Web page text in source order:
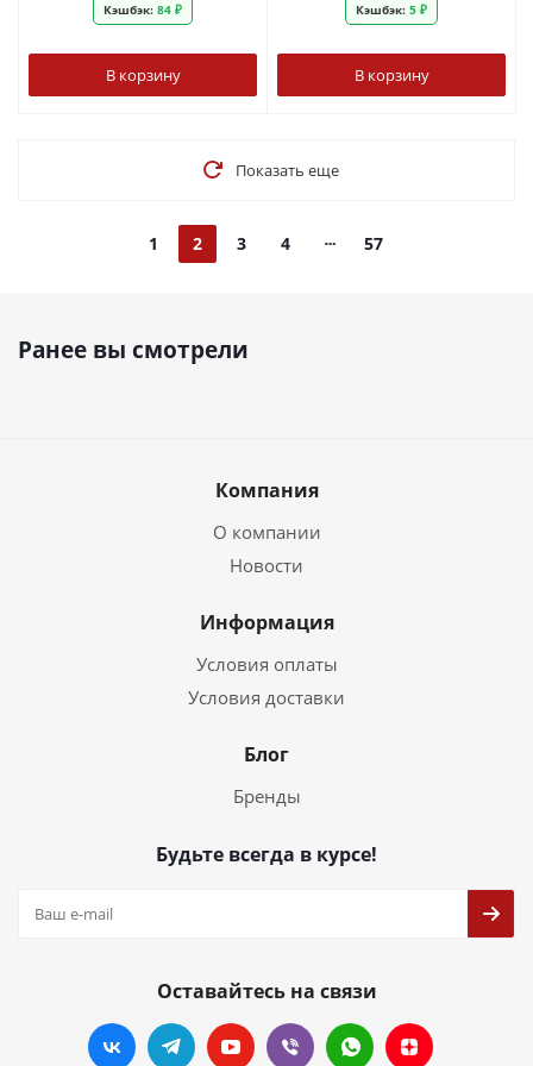
Кэшбэк: 84 ₽
В корзину
Кэшбэк: 5 ₽
В корзину
Показать еще
1 2 3 4 57
Ранее вы смотрели
Компания
О компании
Новости
Информация
Условия оплаты
Условия доставки
Блог
Бренды
Будьте всегда в курсе!
Оставайтесь на связи